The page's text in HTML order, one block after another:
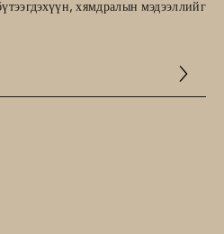
хямдралын мэдээллийг